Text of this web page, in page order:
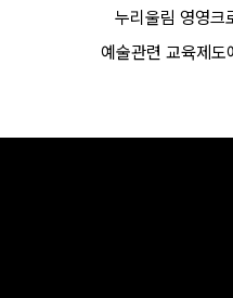
누리울림 영영크
예술관련 교육제도